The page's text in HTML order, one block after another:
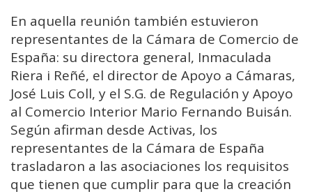
En aquella reunión también estuvieron
representantes de la Cámara de Comercio de
España: su directora general, Inmaculada
Riera i Reñé, el director de Apoyo a Cámaras,
José Luis Coll, y el S.G. de Regulación y Apoyo
al Comercio Interior Mario Fernando Buisán.
Según afirman desde Activas, los
representantes de la Cámara de España
trasladaron a las asociaciones los requisitos
que tienen que cumplir para que la creación